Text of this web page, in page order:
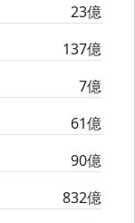
23億
137億
7億
61億
90億
832億